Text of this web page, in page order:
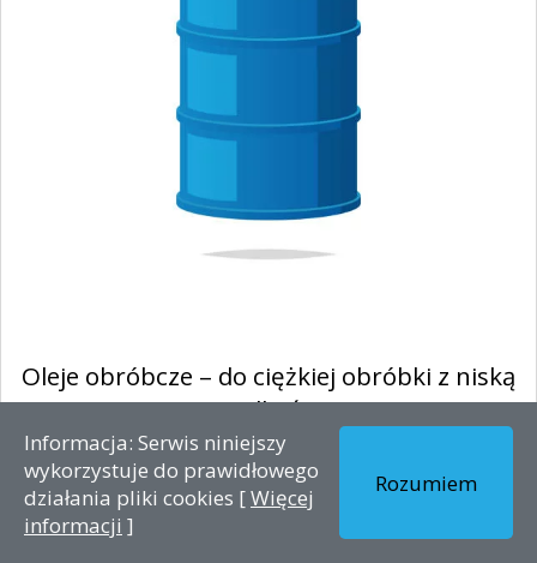
Oleje obróbcze – do ciężkiej obróbki z niską
prędkością
Nasz olej do obróbki metali jest idealnym rozwiązaniem do
ciężkiej obróbki przy niskiej prędkości, zapewniając doskonałą
ochr...
Informacja: Serwis niniejszy
wykorzystuje do prawidłowego
działania pliki cookies [Więcej
informacji ]
Rozumiem